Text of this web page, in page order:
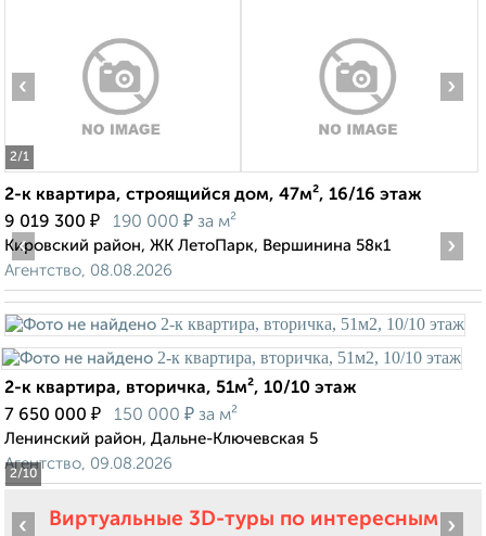
2/1
‹ ›
2-к квартира, строящийся дом, 47м², 16/16 этаж
9 019 300 ₽ 190 000 ₽ за м²
Кировский район, ЖК ЛетоПарк, Вершинина 58к1
Агентство, 08.08.2026
2/10
‹ ›
2-к квартира, вторичка, 51м², 10/10 этаж
7 650 000 ₽ 150 000 ₽ за м²
Ленинский район, Дальне-Ключевская 5
Агентство, 09.08.2026
Виртуальные 3D-туры по интересным
‹ ›